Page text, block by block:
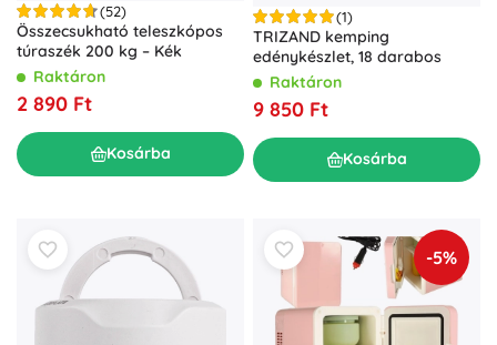
(52)
Összecsukható teleszkópos
túraszék 200 kg – Kék
Raktáron
2 890 Ft
Kosárba
(1)
TRIZAND kemping
edénykészlet, 18 darabos
Raktáron
9 850 Ft
Kosárba
-5%